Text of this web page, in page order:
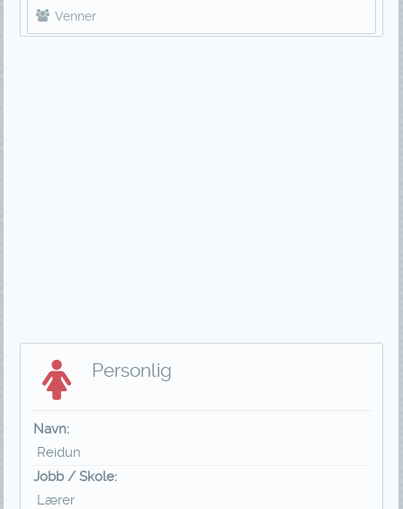
Venner
Personlig
Navn:
Reidun
Jobb / Skole:
Lærer